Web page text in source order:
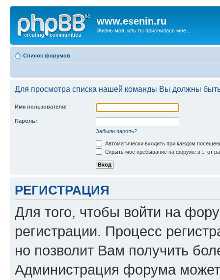
www.esenin.ru
Жизнь моя, иль ты приснилась мне...
Список форумов
Для просмотра списка нашей команды Вы должны
Имя пользователя:
Пароль:
Забыли пароль?
Автоматически входить при каждом
Скрыть мое пребывание на форуме в этот
РЕГИСТРАЦИЯ
Для того, чтобы войти на
регистрации. Процесс
но позволит Вам получить
Администрация форума может